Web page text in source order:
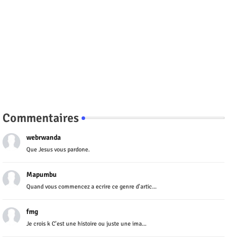
Commentaires
webrwanda
Que Jesus vous pardone.
Mapumbu
Quand vous commencez a ecrire ce genre d'artic...
fmg
Je crois k C'est une histoire ou juste une ima...